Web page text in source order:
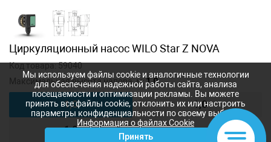
Циркуляционный насос WILO Star Z NOVA
Код товара:59040
Максимальная высота напора, м: 1,0
1,0 1,0
1,0
Мы используем файлы cookie и аналогичные технологии
для обеспечения надежной работы сайта, анализа
посещаемости и оптимизации рекламы. Вы можете
принять все файлы cookie, отклонить их или настроить
параметры конфиденциальности по своему выбору.
Информация о файлах Cookie
Принять